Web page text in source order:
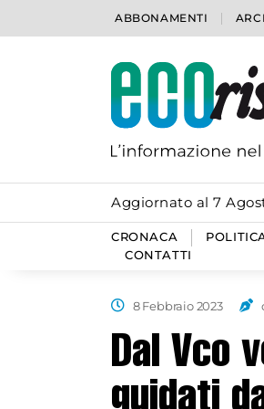
ABBONAMENTI
Aggiornato al 7
CRONACA
CONTATTI
8 Febbraio 2023
Dal Vco